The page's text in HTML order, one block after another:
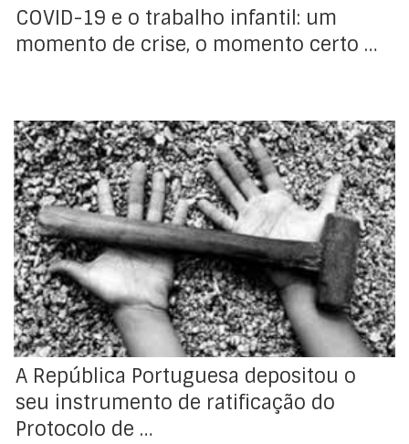
COVID-19 e o trabalho infantil: um
momento de crise, o momento certo …
No passado dia 23 de dezembro, a República
Portuguesa depositou o seu instrumento de ratificação
do Protocolo de 2014 à Convenção (n.º 29) sobre o
Trabalho Forçado ou Obrigatório, 1930, junto do Diretor-
Geral da Organização Internacional do Trabalho.
Portugal junta-se assim aos cerca de 50 Estados-
membros da OIT que ratificaram […]
A República Portuguesa depositou o
seu instrumento de ratificação do
Protocolo de …